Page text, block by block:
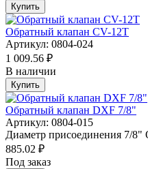
Купить
Обратный клапан CV-12T
Артикул: 0804-024
1 009.56 ₽
В наличии
Купить
Обратный клапан DXF 7/8"
Артикул: 0804-015
Диаметр присоединения 7/8"
885.02 ₽
Под заказ